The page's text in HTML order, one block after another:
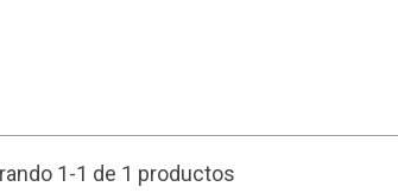
1-1 de 1 productos